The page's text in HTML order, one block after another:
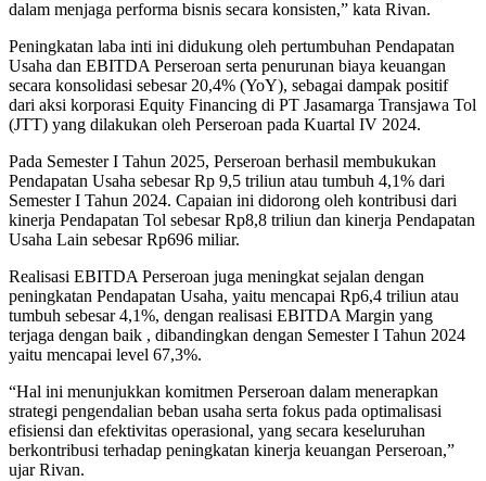
dalam menjaga performa bisnis secara konsisten,” kata Rivan.
Peningkatan laba inti ini didukung oleh pertumbuhan Pendapatan
Usaha dan EBITDA Perseroan serta penurunan biaya keuangan
secara konsolidasi sebesar 20,4% (YoY), sebagai dampak positif
dari aksi korporasi Equity Financing di PT Jasamarga Transjawa Tol
(JTT) yang dilakukan oleh Perseroan pada Kuartal IV 2024.
Pada Semester I Tahun 2025, Perseroan berhasil membukukan
Pendapatan Usaha sebesar Rp 9,5 triliun atau tumbuh 4,1% dari
Semester I Tahun 2024. Capaian ini didorong oleh kontribusi dari
kinerja Pendapatan Tol sebesar Rp8,8 triliun dan kinerja Pendapatan
Usaha Lain sebesar Rp696 miliar.
Realisasi EBITDA Perseroan juga meningkat sejalan dengan
peningkatan Pendapatan Usaha, yaitu mencapai Rp6,4 triliun atau
tumbuh sebesar 4,1%, dengan realisasi EBITDA Margin yang
terjaga dengan baik , dibandingkan dengan Semester I Tahun 2024
yaitu mencapai level 67,3%.
“Hal ini menunjukkan komitmen Perseroan dalam menerapkan
strategi pengendalian beban usaha serta fokus pada optimalisasi
efisiensi dan efektivitas operasional, yang secara keseluruhan
berkontribusi terhadap peningkatan kinerja keuangan Perseroan,”
ujar Rivan.